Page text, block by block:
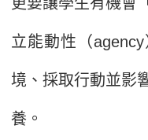
立能動性（
境、採取行動並影
養。